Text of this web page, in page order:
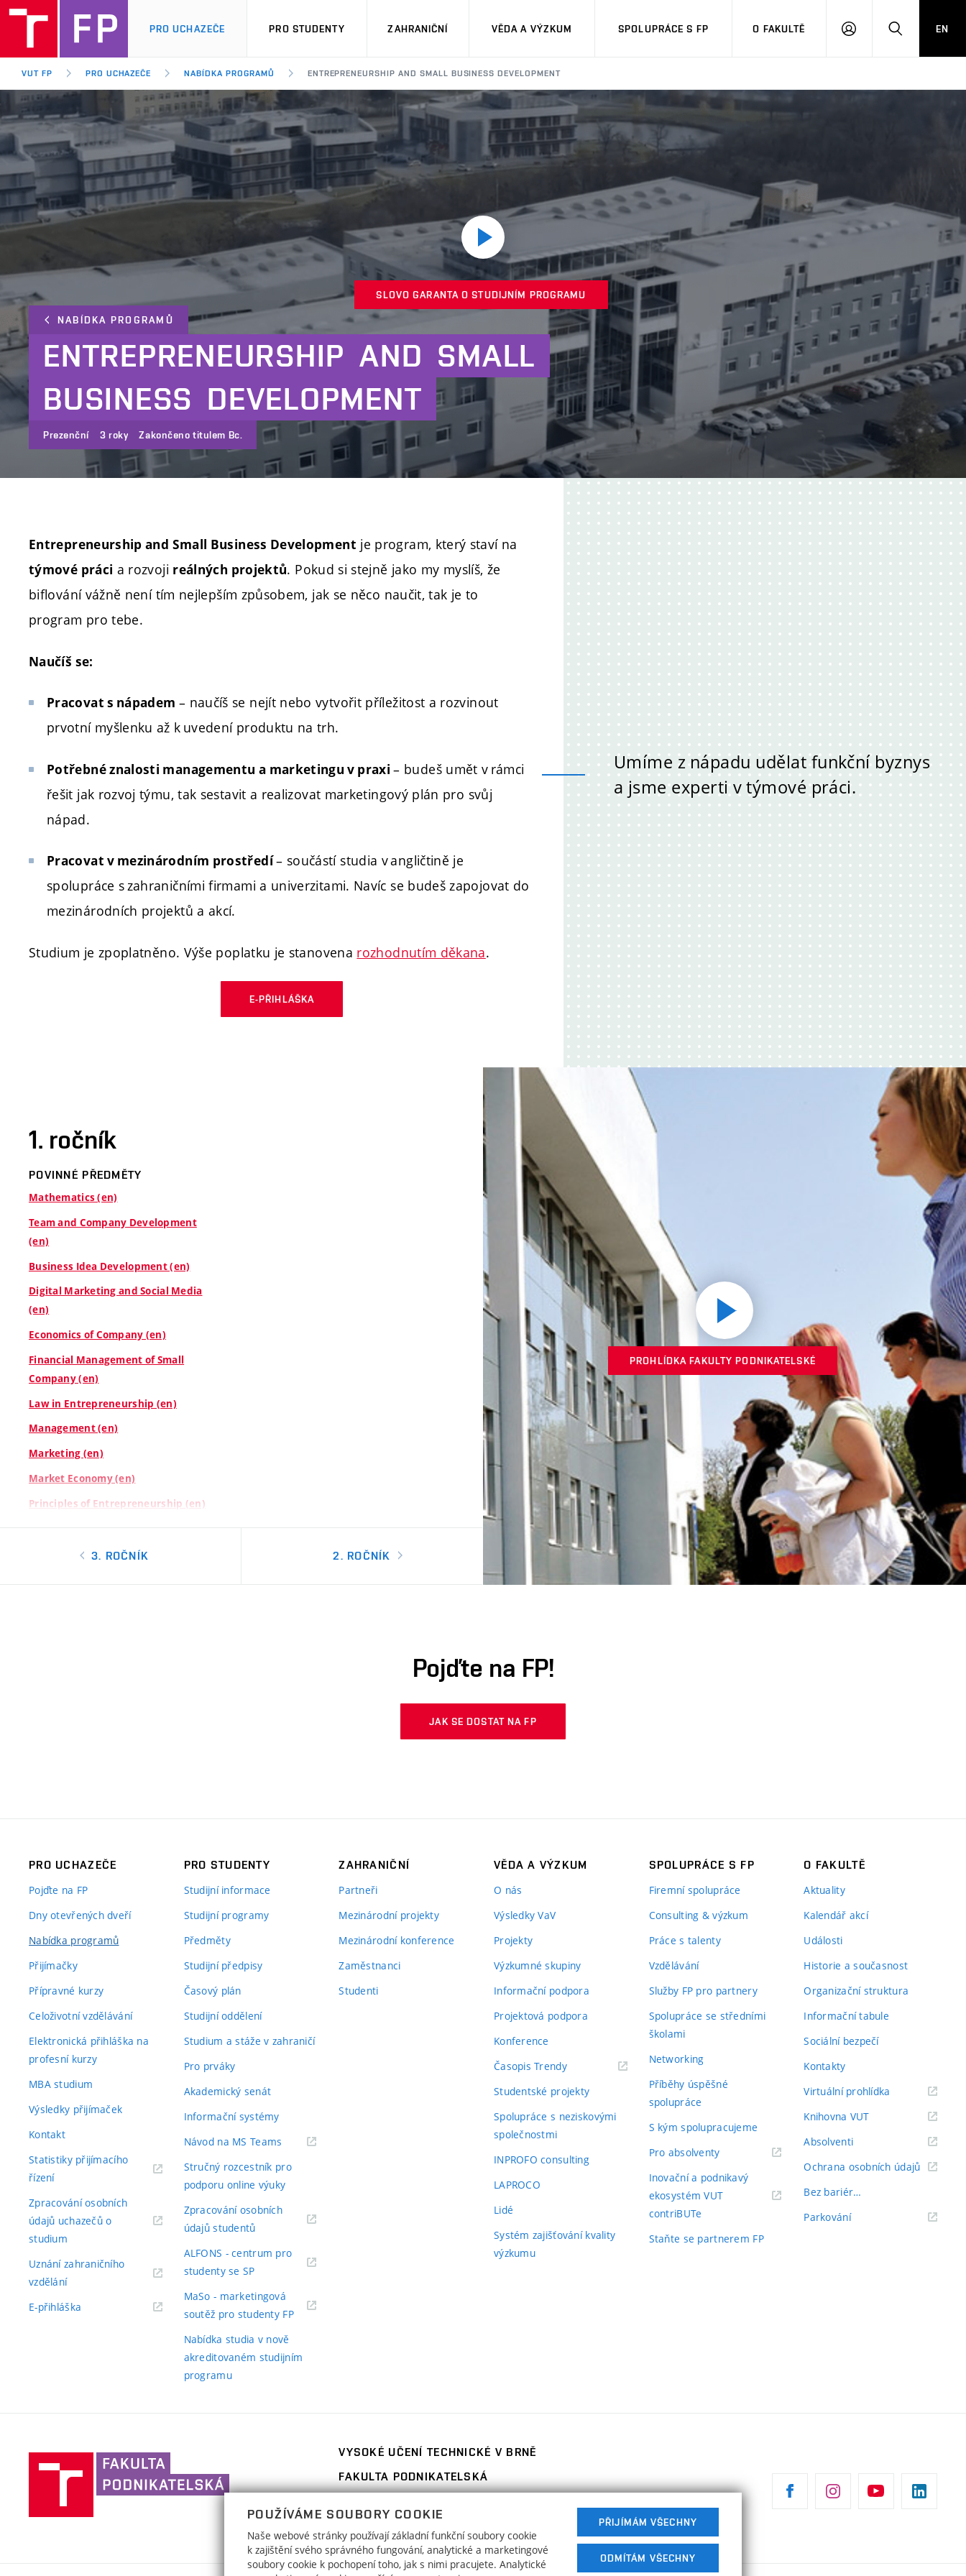
PRO UCHAZEČE PRO STUDENTY ZAHRANIČNÍ VĚDA A VÝZKUM SPOLUPRÁCE S FP O FAKULTĚ
PŘIHLÁSITHLEDAT
EN
VUT FP PRO UCHAZEČE NABÍDKA PROGRAMŮ ENTREPRENEURSHIP AND SMALL BUSINESS DEVELOPMENT
Slovo
garanta
o
programu
SLOVO GARANTA O STUDIJNÍM PROGRAMU
NABÍDKA PROGRAMŮ
ENTREPRENEURSHIP AND SMALL
BUSINESS DEVELOPMENT
Prezenční 3 roky Zakončeno titulem Bc.
Entrepreneurship and Small Business Development je program, který staví na
týmové práci a rozvoji reálných projektů. Pokud si stejně jako my myslíš, že
biflování vážně není tím nejlepším způsobem, jak se něco naučit, tak je to
program pro tebe.
Naučíš se:
Pracovat s nápadem – naučíš se nejít nebo vytvořit příležitost a rozvinout
prvotní myšlenku až k uvedení produktu na trh.
Potřebné znalosti managementu a marketingu v praxi– budeš umět v rámci
řešit jak rozvoj týmu, tak sestavit a realizovat marketingový plán pro svůj
nápad.
Pracovat v mezinárodním prostředí– součástí studia v angličtině je
spolupráce s zahraničními firmami a univerzitami. Navíc se budeš zapojovat do
mezinárodních projektů a akcí.
Studium je zpoplatněno. Výše poplatku je stanovena rozhodnutím děkana.
E-PŘIHLÁŠKA
Umíme z nápadu udělat funkční byznys
a jsme experti v týmové práci.
1. ročník
POVINNÉ PŘEDMĚTY
Mathematics (en)
Team and Company Development
(en)
Business Idea Development (en)
Digital Marketing and Social Media
(en)
Economics of Company (en)
Financial Management of Small
Company (en)
Law in Entrepreneurship (en)
Management (en)
Marketing (en)
Market Economy (en)
Principles of Entrepreneurship (en)
3. ROČNÍK 2. ROČNÍK
Prohlídka
Fakulty
podnikatelské
PROHLÍDKA FAKULTY PODNIKATELSKÉ
Pojďte na FP!
JAK SE DOSTAT NA FP
PRO UCHAZEČE
Pojďte na FP
Dny otevřených dveří
Nabídka programů
Přijímačky
Přípravné kurzy
Celoživotní vzdělávání
Elektronická přihláška na
profesní kurzy
MBA studium
Výsledky přijímaček
Kontakt
Statistiky přijímacího
řízení(externí
Zpracování osobních
údajů uchazečů o
studium(externí
Uznání zahraničního
vzdělání(externí
E-přihláška
PRO STUDENTY
Studijní informace
Studijní programy
Předměty
Studijní předpisy
Časový plán
Studijní oddělení
Studium a stáže v zahraničí
Pro prváky
Akademický senát
Informační systémy
Návod na MS Teams (externí
Stručný rozcestník pro
podporu online výuky
Zpracování osobních
údajů studentů(externí
ALFONS - centrum pro
studenty se SP(externí
MaSo - marketingová
soutěž pro studenty FP(externí
Nabídka studia v nově
akreditovaném studijním
programu
ZAHRANIČNÍ
Partneři
Mezinárodní projekty
Mezinárodní konference
Zaměstnanci
Studenti
VĚDA A VÝZKUM
O nás
Výsledky VaV
Projekty
Výzkumné skupiny
Informační podpora
Projektová podpora
Konference
Časopis Trendy(externí
Studentské projekty
Spolupráce s neziskovými
společnostmi
INPROFO consulting
LAPROCO
Lidé
Systém zajišťování kvality
výzkumu
SPOLUPRÁCE S FP
Firemní spolupráce
Consulting & výzkum
Práce s talenty
Vzdělávání
Služby FP pro partnery
Spolupráce se středními
školami
Networking
Příběhy úspěšné
spolupráce
S kým spolupracujeme
Pro absolventy(externí
Inovační a podnikavý
ekosystém VUT
contriBUTe
Staňte se partnerem FP
O FAKULTĚ
Aktuality
Kalendář akcí
Události
Historie a současnost
Organizační struktura
Informační tabule
Sociální bezpečí
Kontakty
Virtuální prohlídka
Knihovna VUT(externí
Absolventi(externí
Ochrana osobních údajů(externí
Bez bariér…
Parkování(externí
učení
technické
Brně,
Fakulta
podnikatelská
VYSOKÉ UČENÍ TECHNICKÉ V BRNĚ
FAKULTA PODNIKATELSKÁ
612 00 Brno
POUŽÍVÁME SOUBORY COOKIE
Naše webové stránky používají základní funkční soubory cookie
k zajištění svého správného fungování, analytické a marketingové
soubory cookie k pochopení toho, jak s nimi pracujete. Analytické
PŘIJÍMÁM VŠECHNY
ODMÍTÁM VŠECHNY